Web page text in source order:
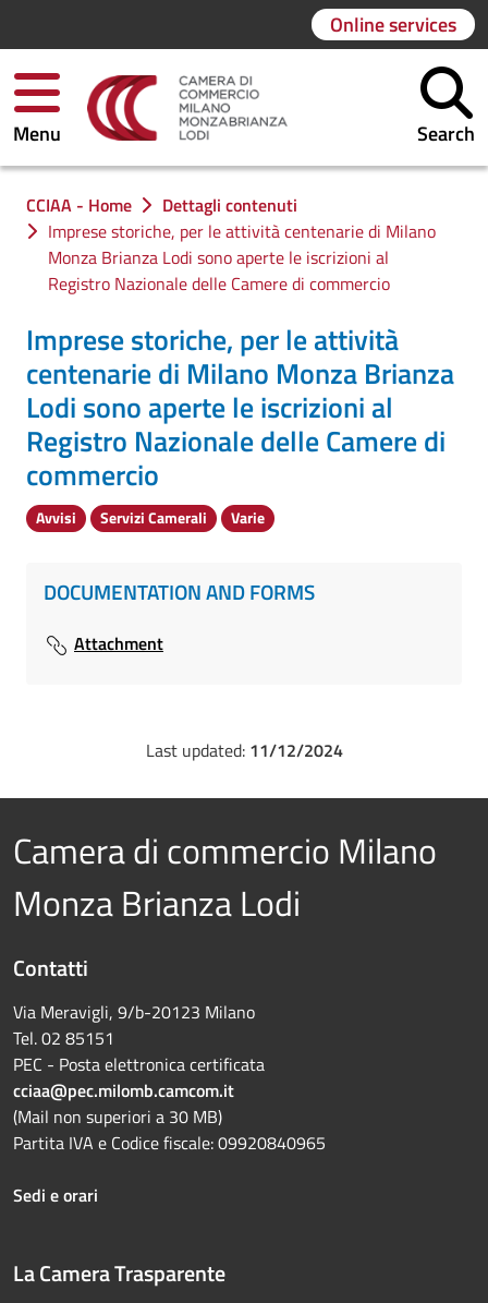
Online services
Menu Search
You are in:
CCIAA - Home
Dettagli contenuti
Imprese storiche, per le attività centenarie di Milano
Monza Brianza Lodi sono aperte le iscrizioni al
Registro Nazionale delle Camere di commercio
Imprese storiche, per le attività
centenarie di Milano Monza Brianza
Lodi sono aperte le iscrizioni al
Registro Nazionale delle Camere di
commercio
Avvisi Servizi Camerali Varie
DOCUMENTATION AND FORMS
Attachment
Last updated: 11/12/2024
Camera di commercio Milano
Monza Brianza Lodi
Contatti
Via Meravigli, 9/b-20123 Milano
Tel. 02 85151
PEC - Posta elettronica certificata
cciaa@pec.milomb.camcom.it
(Mail non superiori a 30 MB)
Partita IVA e Codice fiscale: 09920840965
Sedi e orari
La Camera Trasparente